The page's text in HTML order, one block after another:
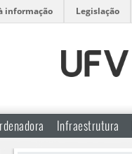
informação Legislação
Infraestrutura